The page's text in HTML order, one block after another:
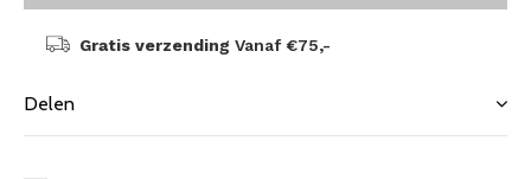
Gratis verzending Vanaf €75,-
Delen